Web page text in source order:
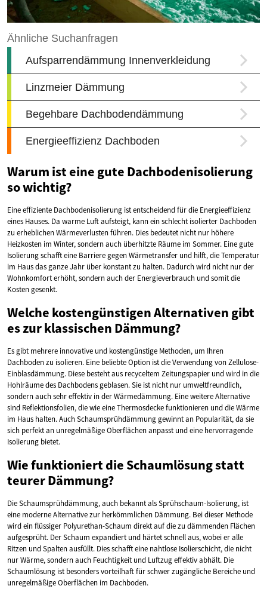
Warum ist eine gute Dachbodenisolierung
so wichtig?
Eine effiziente Dachbodenisolierung ist entscheidend für die Energieeffizienz
eines Hauses. Da warme Luft aufsteigt, kann ein schlecht isolierter Dachboden
zu erheblichen Wärmeverlusten führen. Dies bedeutet nicht nur höhere
Heizkosten im Winter, sondern auch überhitzte Räume im Sommer. Eine gute
Isolierung schafft eine Barriere gegen Wärmetransfer und hilft, die Temperatur
im Haus das ganze Jahr über konstant zu halten. Dadurch wird nicht nur der
Wohnkomfort erhöht, sondern auch der Energieverbrauch und somit die
Kosten gesenkt.
Welche kostengünstigen Alternativen gibt
es zur klassischen Dämmung?
Es gibt mehrere innovative und kostengünstige Methoden, um Ihren
Dachboden zu isolieren. Eine beliebte Option ist die Verwendung von Zellulose-
Einblasdämmung. Diese besteht aus recyceltem Zeitungspapier und wird in die
Hohlräume des Dachbodens geblasen. Sie ist nicht nur umweltfreundlich,
sondern auch sehr effektiv in der Wärmedämmung. Eine weitere Alternative
sind Reflektionsfolien, die wie eine Thermosdecke funktionieren und die Wärme
im Haus halten. Auch Schaumsprühdämmung gewinnt an Popularität, da sie
sich perfekt an unregelmäßige Oberflächen anpasst und eine hervorragende
Isolierung bietet.
Wie funktioniert die Schaumlösung statt
teurer Dämmung?
Die Schaumsprühdämmung, auch bekannt als Sprühschaum-Isolierung, ist
eine moderne Alternative zur herkömmlichen Dämmung. Bei dieser Methode
wird ein flüssiger Polyurethan-Schaum direkt auf die zu dämmenden Flächen
aufgesprüht. Der Schaum expandiert und härtet schnell aus, wobei er alle
Ritzen und Spalten ausfüllt. Dies schafft eine nahtlose Isolierschicht, die nicht
nur Wärme, sondern auch Feuchtigkeit und Luftzug effektiv abhält. Die
Schaumlösung ist besonders vorteilhaft für schwer zugängliche Bereiche und
unregelmäßige Oberflächen im Dachboden.